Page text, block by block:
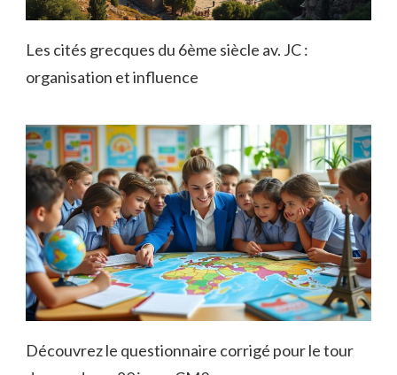
Les cités grecques du 6ème siècle av. JC :
organisation et influence
Découvrez le questionnaire corrigé pour le tour